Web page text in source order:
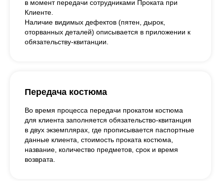
в момент передачи сотрудниками Проката при
Клиенте.
Наличие видимых дефектов (пятен, дырок,
оторванных деталей) описывается в приложении к
обязательству-квитанции.
Передача костюма
Во время процесса передачи прокатом костюма
для клиента заполняется обязательство-квитанция
в двух экземплярах, где прописывается паспортные
данные клиента, стоимость проката костюма,
название, количество предметов, срок и время
возврата.